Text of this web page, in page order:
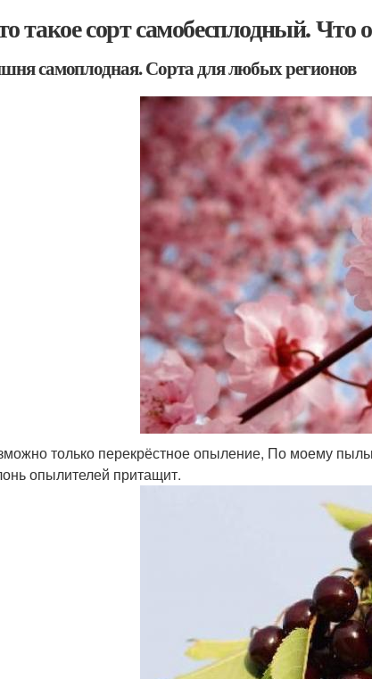
такое сорт самобесплодный. Что
самоплодная. Сорта для любых регионов
только перекрёстное опыление, По моему
опылителей притащит.​